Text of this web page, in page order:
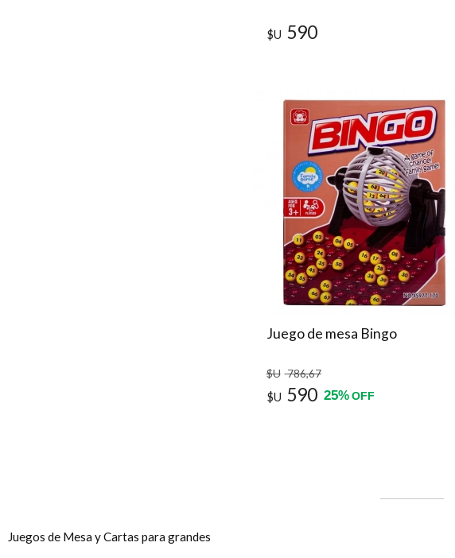
$U 590
Juego de mesa Bingo
$U 786,67
$U 590 25% OFF
Juegos de Mesa y Cartas para grandes